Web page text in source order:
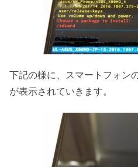
下記の様に、スマートフォン
が表示されていきます。